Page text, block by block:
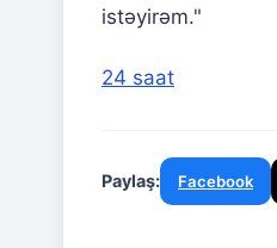
istəyirəm."
24 saat
Paylaş: Facebook